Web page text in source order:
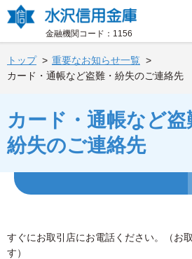
金融機関コード：1156
トップ
重要なお知らせ一覧
カード・通帳など盗難・紛失のご連絡先
カード・通帳など盗
紛失のご連絡先
すぐにお取引店にお電話ください。（お
す）